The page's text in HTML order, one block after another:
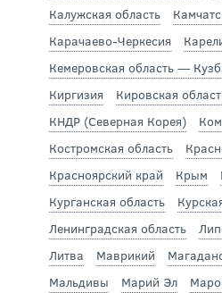
Калужская область
Карачаево-Черкесия
Кемеровская область —
Киргизия
Кировская
КНДР (Северная Корея)
Костромская область
Красноярский край
Крым
Курганская область
Ленинградская область
Литва
Маврикий
Мальдивы
Марий Эл